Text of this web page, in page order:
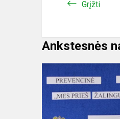
Grįžti
Ankstesnės